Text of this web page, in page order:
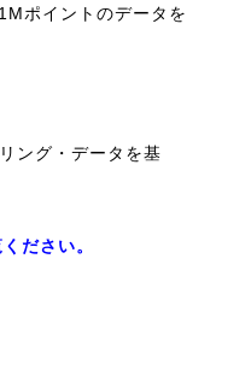
ポイントのデータを
ング・データを基
ださい。